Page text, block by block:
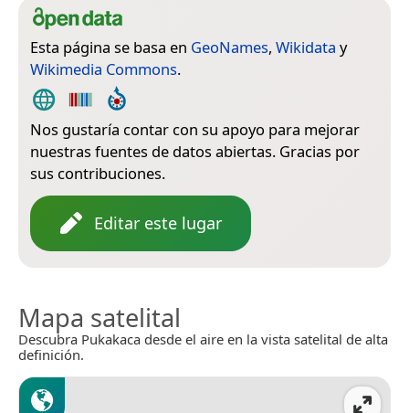
Esta página se basa en GeoNames, Wikidata y
Wikimedia Commons.
Nos gustaría contar con su apoyo para mejorar
nuestras fuentes de datos abiertas. Gracias por
sus contribuciones.
Editar este lugar
Mapa satelital
Descubra Pukakaca desde el aire en la vista satelital de alta
definición.